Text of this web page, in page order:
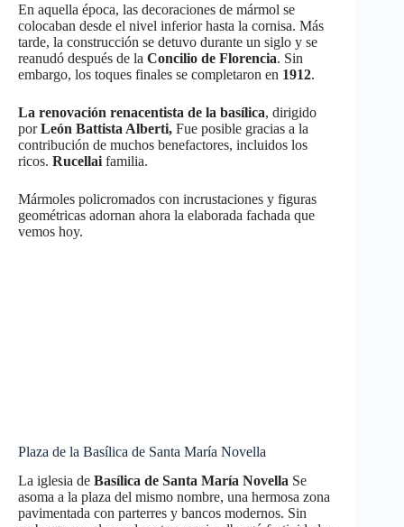
En aquella época, las decoraciones de mármol se
colocaban desde el nivel inferior hasta la cornisa. Más
tarde, la construcción se detuvo durante un siglo y se
reanudó después de la Concilio de Florencia. Sin
embargo, los toques finales se completaron en 1912.
La renovación renacentista de la basílica, dirigido
porLeón Battista Alberti, Fue posible gracias a la
contribución de muchos benefactores, incluidos los
ricos. Rucellai familia.
Mármoles policromados con incrustaciones y figuras
geométricas adornan ahora la elaborada fachada que
vemos hoy.
Plaza de la Basílica de Santa María Novella
La iglesia de Basílica de Santa María Novella Se
asoma a la plaza del mismo nombre, una hermosa zona
pavimentada con parterres y bancos modernos. Sin